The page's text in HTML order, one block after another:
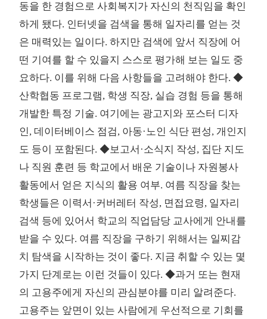
동을 한 경험으로 사회복지가 자신의 천직임을 확인
하게 됐다. 인터넷을 검색을 통해 일자리를 얻는 것
은 매력있는 일이다. 하지만 검색에 앞서 직장에 어
떤 기여를 할 수 있을지 스스로 평가해 보는 일도 중
요하다. 이를 위해 다음 사항들을 고려해야 한다. ◆
산학협동 프로그램, 학생 직장, 실습 경험 등을 통해
개발한 특정 기술. 여기에는 광고지와 포스터 디자
인, 데이터베이스 점검, 아동·노인 식단 편성, 개인지
도 등이 포함된다. ◆보고서·소식지 작성, 집단 지도
나 직원 훈련 등 학교에서 배운 기술이나 자원봉사
활동에서 얻은 지식의 활용 여부. 여름 직장을 찾는
학생들은 이력서·커버레터 작성, 면접요령, 일자리
검색 등에 있어서 학교의 직업담당 교사에게 안내를
받을 수 있다. 여름 직장을 구하기 위해서는 일찌감
치 탐색을 시작하는 것이 좋다. 지금 취할 수 있는 몇
가지 단계로는 이런 것들이 있다. ◆과거 또는 현재
의 고용주에게 자신의 관심분야를 미리 알려준다.
고용주는 앞면이 있는 사람에게 우선적으로 기회를